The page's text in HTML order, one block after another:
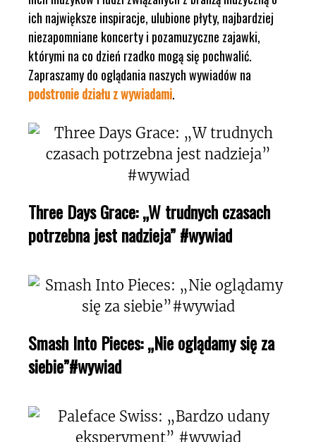
ich największe inspiracje, ulubione płyty, najbardziej
niezapomniane koncerty i pozamuzyczne zajawki,
którymi na co dzień rzadko mogą się pochwalić.
Zapraszamy do oglądania naszych wywiadów na
podstronie działu z wywiadami.
Three Days Grace: „W trudnych czasach
potrzebna jest nadzieja” #wywiad
Smash Into Pieces: „Nie oglądamy się za
siebie”#wywiad